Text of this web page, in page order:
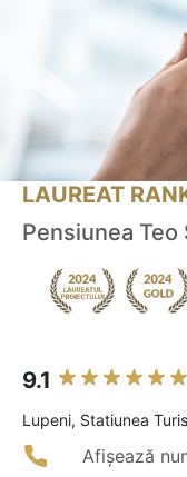
LAUREAT
Pensiunea Teo
9.1
Lupeni, Statiunea
Afișează